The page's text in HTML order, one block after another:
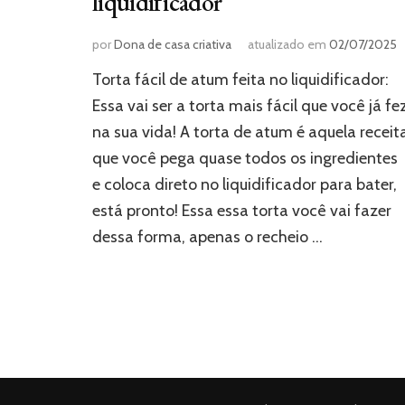
porDona de casa criativa atualizado em 02/07/2025
Torta fácil de atum feita no liquidificador:
Essa vai ser a torta mais fácil que você já
na sua vida! A torta de atum é aquela
que você pega quase todos os ingredientes
e coloca direto no liquidificador para bater,
está pronto! Essa essa torta você vai fazer
dessa forma, apenas o recheio …